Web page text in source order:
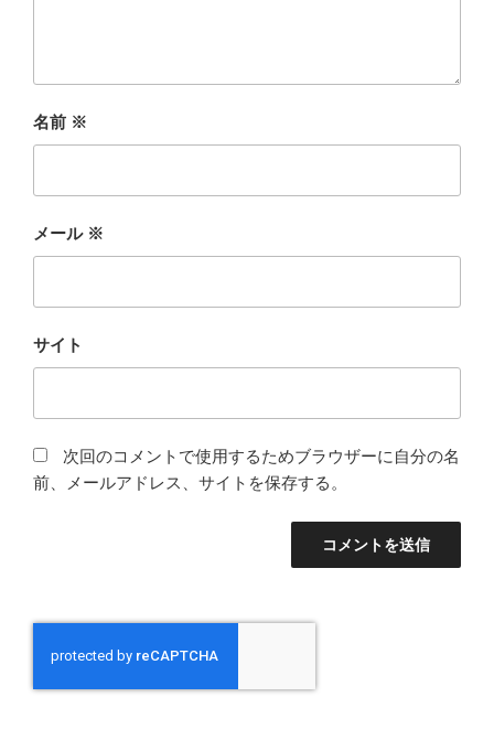
名前 ※
メール ※
サイト
次回のコメントで使用するためブラウザーに自分の名
前、メールアドレス、サイトを保存する。